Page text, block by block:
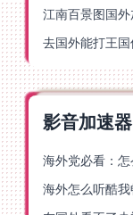
影音加速器